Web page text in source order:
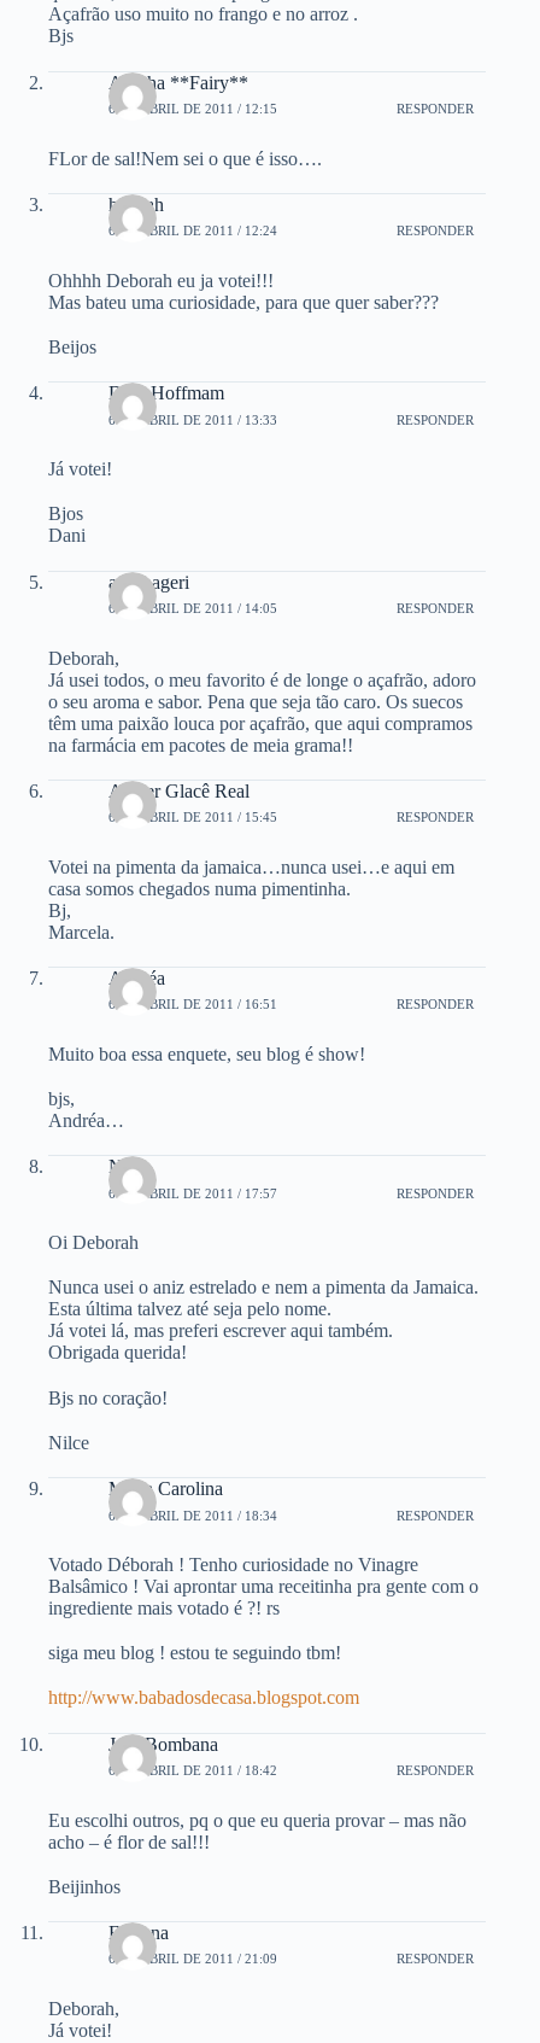
Açafrão uso muito no frango e no arroz .
Bjs
Aninha **Fairy**
6 DE ABRIL DE 2011 / 12:15 RESPONDER
FLor de sal!Nem sei o que é isso….
hannah
6 DE ABRIL DE 2011 / 12:24 RESPONDER
Ohhhh Deborah eu ja votei!!!
Mas bateu uma curiosidade, para que quer saber???
Beijos
Dani Hoffmam
6 DE ABRIL DE 2011 / 13:33 RESPONDER
Já votei!
Bjos
Dani
anasbageri
6 DE ABRIL DE 2011 / 14:05 RESPONDER
Deborah,
Já usei todos, o meu favorito é de longe o açafrão, adoro
o seu aroma e sabor. Pena que seja tão caro. Os suecos
têm uma paixão louca por açafrão, que aqui compramos
na farmácia em pacotes de meia grama!!
Atelier Glacê Real
6 DE ABRIL DE 2011 / 15:45 RESPONDER
Votei na pimenta da jamaica…nunca usei…e aqui em
casa somos chegados numa pimentinha.
Bj,
Marcela.
Andréa
6 DE ABRIL DE 2011 / 16:51 RESPONDER
Muito boa essa enquete, seu blog é show!
bjs,
Andréa…
Nilce
6 DE ABRIL DE 2011 / 17:57 RESPONDER
Oi Deborah
Nunca usei o aniz estrelado e nem a pimenta da Jamaica.
Esta última talvez até seja pelo nome.
Já votei lá, mas preferi escrever aqui também.
Obrigada querida!
Bjs no coração!
Nilce
Maria Carolina
6 DE ABRIL DE 2011 / 18:34 RESPONDER
Votado Déborah ! Tenho curiosidade no Vinagre
Balsâmico ! Vai aprontar uma receitinha pra gente com o
ingrediente mais votado é ?! rs
siga meu blog ! estou te seguindo tbm!
http://www.babadosdecasa.blogspot.com
Juju Bombana
6 DE ABRIL DE 2011 / 18:42 RESPONDER
Eu escolhi outros, pq o que eu queria provar – mas não
acho – é flor de sal!!!
Beijinhos
Fabiana
6 DE ABRIL DE 2011 / 21:09 RESPONDER
Deborah,
Já votei!